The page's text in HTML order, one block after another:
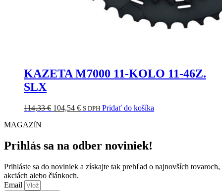
KAZETA M7000 11-KOLO 11-46Z.
SLX
114,33€ Pôvodná
104,54 €Aktuálna
S DPH Pridať do košíka
MAGAZíN
Prihlás sa na odber noviniek!
Prihláste sa do noviniek a získajte tak prehľad o najnovších tovaroch,
akciách alebo článkoch.
Email